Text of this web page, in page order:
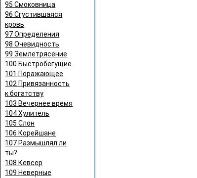
95 Смоковница
96 Сгустившаяся
кровь
97 Определения
98 Очевидность
99 Землетрясение
100 Быстробегущие.
101 Поражающее
102 Привязанность
к богатству
103 Вечернее время
104 Хулитель
105 Слон
106 Корейшане
107 Размышлял ли
ты?
108 Кевсер
109 Неверные